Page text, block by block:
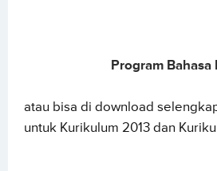
Program
atau bisa di download
untuk Kurikulum 2013 dan